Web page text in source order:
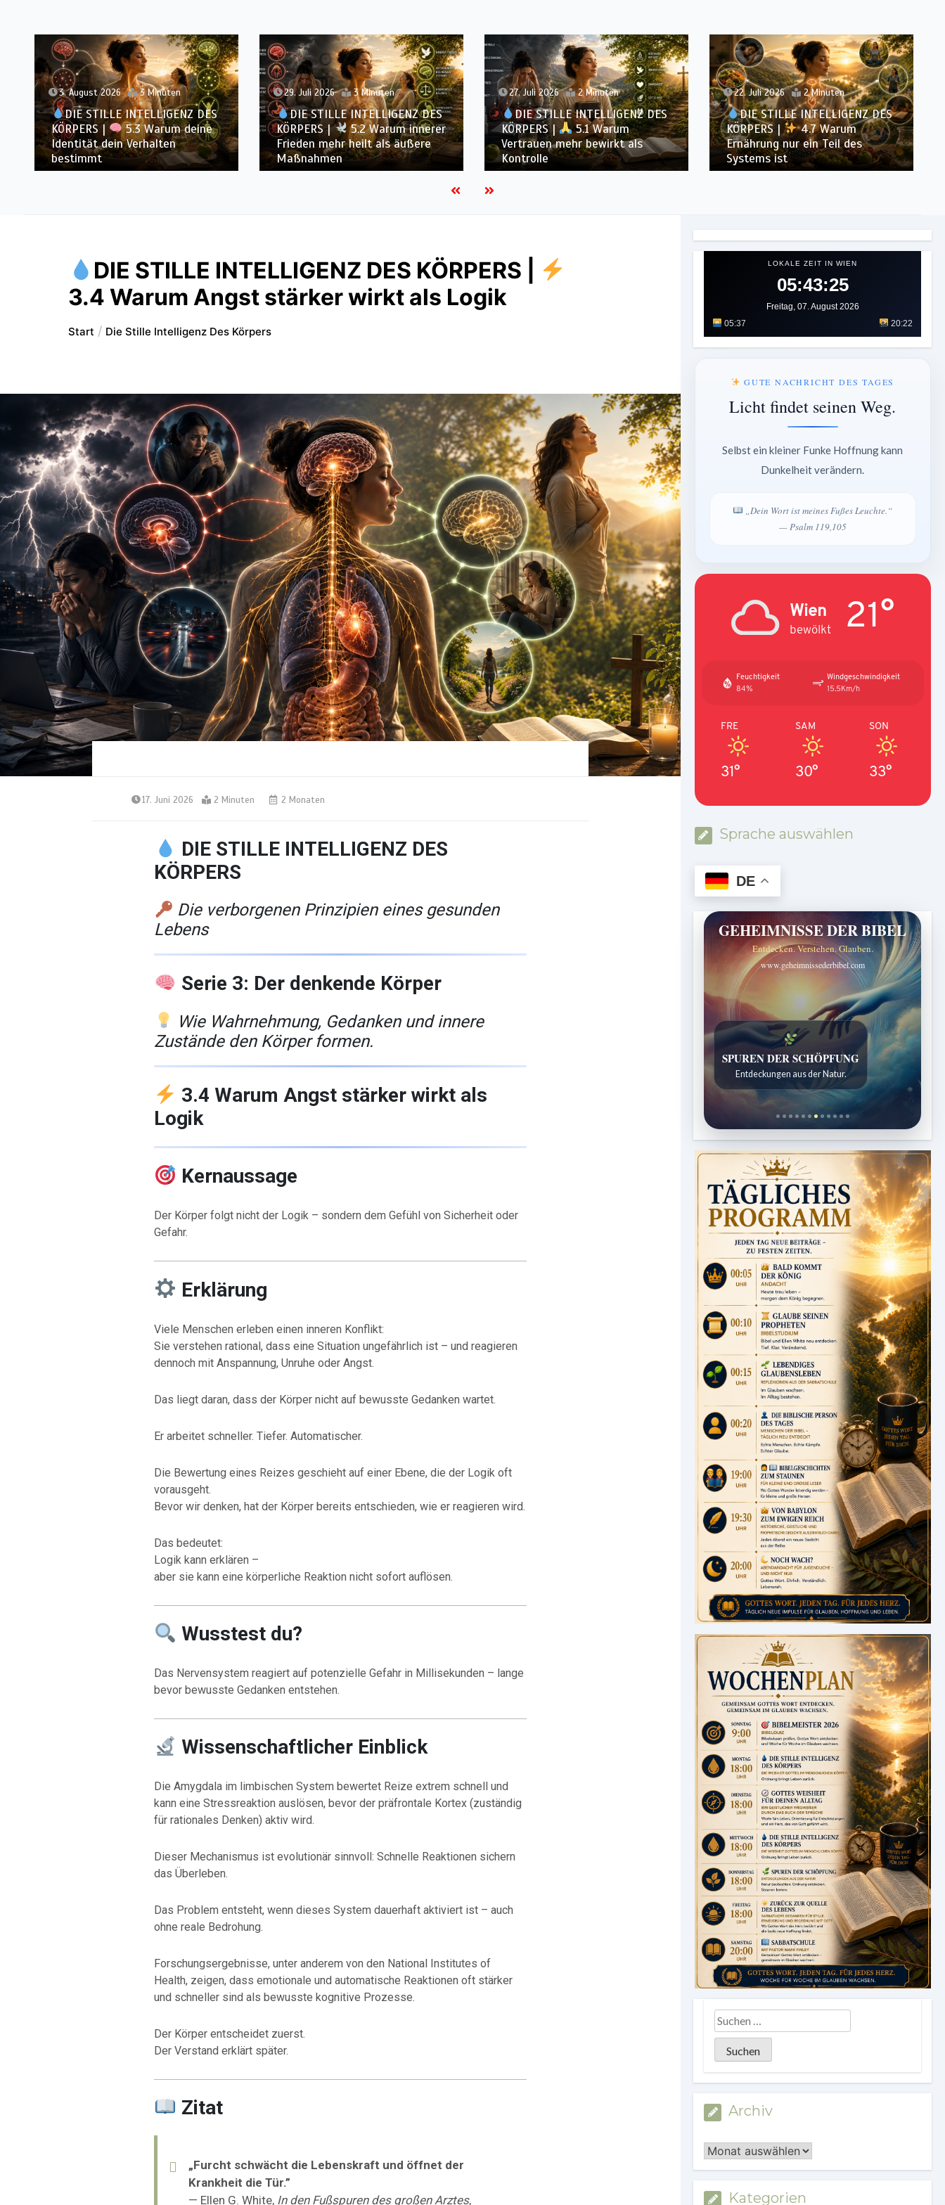
29. Juli 2026 3 Minuten
DIE STILLE INTELLIGENZ DES
KÖRPERS |
5.2 Warum innerer
Frieden mehr heilt als äußere
Maßnahmen
27. Juli 2026 2 Minuten
DIE STILLE INTELLIGENZ DES
KÖRPERS |
5.1 Warum
Vertrauen mehr bewirkt als
Kontrolle
22. Juli 2026 2 Minuten
DIE STILLE INTELLIGENZ DES
KÖRPERS |
4.7 Warum
Ernährung nur ein Teil des
Systems ist
20. Juli 2026 3 Minuten
DIE STILLE INTELLIGENZ DES
KÖRPERS |
4.6 Warum
Einfachheit oft effektiver ist als
Vielfalt
DIE STILLE INTELLIGENZ DES KÖRPERS |
3.4 Warum Angst stärker wirkt als Logik
Start Die Stille Intelligenz Des Körpers
17. Juni 2026 2 Minuten 2 Monaten
DIE STILLE INTELLIGENZ DES
KÖRPERS
Die verborgenen Prinzipien eines gesunden
Lebens
Serie 3: Der denkende Körper
Wie Wahrnehmung, Gedanken und innere
Zustände den Körper formen.
3.4 Warum Angst stärker wirkt als
Logik
Kernaussage
Der Körper folgt nicht der Logik – sondern dem Gefühl von Sicherheit oder
Gefahr.
Erklärung
Viele Menschen erleben einen inneren Konflikt:
Sie verstehen rational, dass eine Situation ungefährlich ist – und reagieren
dennoch mit Anspannung, Unruhe oder Angst.
Das liegt daran, dass der Körper nicht auf bewusste Gedanken wartet.
Er arbeitet schneller. Tiefer. Automatischer.
Die Bewertung eines Reizes geschieht auf einer Ebene, die der Logik oft
vorausgeht.
Bevor wir denken, hat der Körper bereits entschieden, wie er reagieren wird.
Das bedeutet:
Logik kann erklären –
aber sie kann eine körperliche Reaktion nicht sofort auflösen.
Wusstest du?
Das Nervensystem reagiert auf potenzielle Gefahr in Millisekunden – lange
bevor bewusste Gedanken entstehen.
Wissenschaftlicher Einblick
Die Amygdala im limbischen System bewertet Reize extrem schnell und
kann eine Stressreaktion auslösen, bevor der präfrontale Kortex (zuständig
für rationales Denken) aktiv wird.
Dieser Mechanismus ist evolutionär sinnvoll: Schnelle Reaktionen sichern
das Überleben.
Das Problem entsteht, wenn dieses System dauerhaft aktiviert ist – auch
ohne reale Bedrohung.
Forschungsergebnisse, unter anderem von den National Institutes of
Health, zeigen, dass emotionale und automatische Reaktionen oft stärker
und schneller sind als bewusste kognitive Prozesse.
Der Körper entscheidet zuerst.
Der Verstand erklärt später.
Zitat
„Furcht schwächt die Lebenskraft und öffnet der
Krankheit die Tür.”
— Ellen G. White, In den Fußspuren des großen Arztes,
LOKALE ZEIT IN WIEN
05:43:27
Freitag, 07. August 2026
05:37
20:22
GUTE NACHRICHT DES TAGES
Licht findet seinen Weg.
Selbst ein kleiner Funke Hoffnung kann
Dunkelheit verändern.
„Dein Wort ist meines Fußes Leuchte.“
— Psalm 119,105
Wien
bewölkt 21°
Feuchtigkeit
84%
Windgeschwindigkeit
15.5Km/h
FRE
31°
SAM
30°
SON
33°
Sprache auswählen
DE
GEHEIMNISSE DER BIBEL
Entdecken. Verstehen. Glauben.
www.geheimnissederbibel.com
SPUREN DER SCHÖPFUNG
Entdeckungen aus der Natur.
Archiv
Archiv
Kategorien